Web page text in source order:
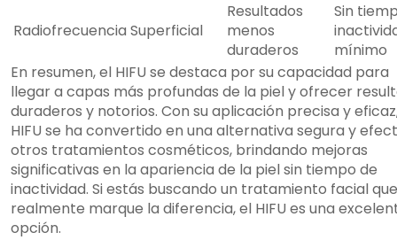
Radiofrecuencia Superficial
Resultados
menos
duraderos
Sin
mínimo
En resumen, el HIFU se destaca por su capacidad para
llegar a capas más profundas de la piel y ofrecer
duraderos y notorios. Con su aplicación precisa y
HIFU se ha convertido en una alternativa segura y
otros tratamientos cosméticos, brindando mejoras
significativas en la apariencia de la piel sin tiempo de
inactividad. Si estás buscando un tratamiento facial que
realmente marque la diferencia, el HIFU es una
opción.